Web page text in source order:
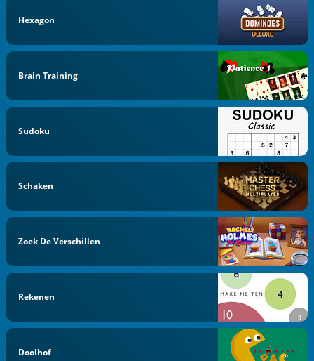
Hexagon
Brain Training
Sudoku
Schaken
Zoek De Verschillen
Rekenen
Doolhof